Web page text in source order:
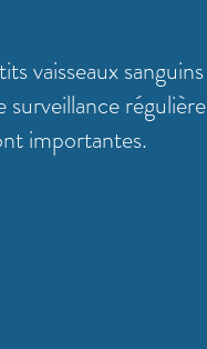
vaisseaux sanguins
régulière
importantes.